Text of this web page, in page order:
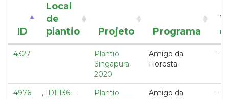
ID
Local
de
plantio
Projeto Programa
4327
Plantio
Singapura
2020
Amigo da
Floresta
---
4976 , IDF136 -
Plantio
Amigo da
---